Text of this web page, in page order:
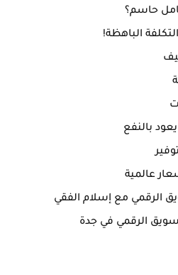
حاسم؟
الباهظة!
بالنفع
عالمية
الرقمي مع إسلام الفقي
الرقمي في جدة